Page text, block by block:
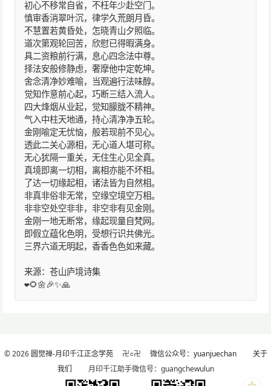
初心不移常自省，不枉年少赴空门。
慎审香消翠叶沉，律学久荒朗月昏。
不慧置若黄昏处，怎晓青山夕照临。
道次第观轮回苦，欣慰已得暇满身。
具二资粮前行满，息心四念法中尊。
择法安般修静虑，奢摩他中定乾坤。
舍念清净妙难喻，当观遍行法味醇。
觉知作意前心起，巧断三结入流人。
四大烽烟从业起，觉知朦胧不精神。
气入中柱天地通，持心清净净五轮。
金刚喻定无忧恼，般若现前不见心。
透此二关心源相，无心道人堪可称。
无心犹隔一重关，无住生心见全真。
真境即离一切相，离相亦能不坏相。
了达一切缘起相，诸法皆为自然相。
非真非俗非无常，空缘空境空万相。
非非空处空非非，非空非有见金刚。
金刚一地无断常，缘起现量自梵网。
即假立蕴化色明，受想行识共佛光。
三界六道无明起，香香色色如来藏。
来源：苍山庐境诗集
❤️🌻🌼🎉✨🙏
© 2026 圆觉禅-月印千江正念学苑卍○卍 微信公众号：yuanjuechan
关于
我们 月印千江助手微信号：guangchewulun